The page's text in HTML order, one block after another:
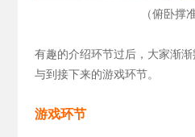
（俯卧撑
有趣的介绍环节过后，大家渐
与到接下来的游戏环节。
游戏环节